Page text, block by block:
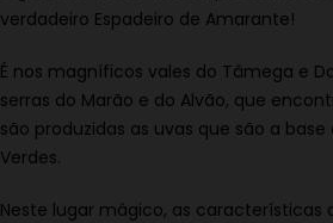
verdadeiro Espadeiro de Amarante!
É nos magníficos vales do Tâmega e
serras do Marão e do Alvão, que
são produzidas as uvas que são a base
Verdes.
Neste lugar mágico, as características